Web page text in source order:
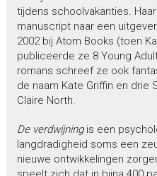
tijdens schoolvakanties.
manuscript naar een
2002 bij Atom Books (toen
publiceerde ze 8 Young
romans schreef ze ook
de naam Kate Griffin en drie
Claire North.
De verdwijningis een
langdradigheid soms een
nieuwe ontwikkelingen